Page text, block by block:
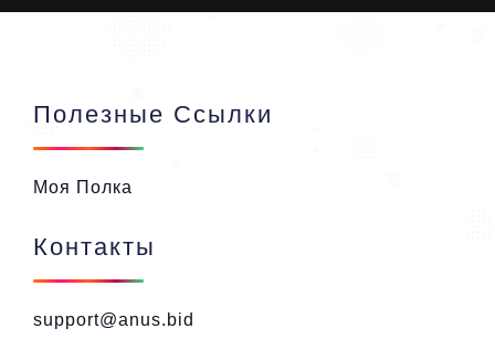
Полезные Ссылки
Моя Полка
Контакты
support@anus.bid